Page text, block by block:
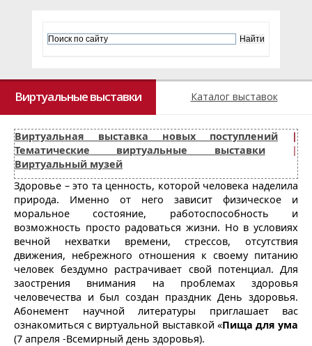
Виртуальные выставки Каталог выставок
Виртуальная выставка новых поступлений |
Тематические виртуальные выставки|
Виртуальный музей
Здоровье – это та ценность, которой человека наделила
природа. Именно от него зависит физическое и
моральное состояние, работоспособность и
возможность просто радоваться жизни. Но в условиях
вечной нехватки времени, стрессов, отсутствия
движения, небрежного отношения к своему питанию
человек бездумно растрачивает свой потенциал. Для
заострения внимания на проблемах здоровья
человечества и был создан праздник День здоровья.
Абонемент научной литературы приглашает вас
ознакомиться с виртуальной выставкой «Пища для ума
(7 апреля -Всемирный день здоровья).